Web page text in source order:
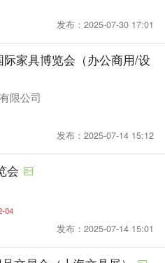
发布：2025-07-30 17:01
家具博览会（办公商用/设
限公司
发布：2025-07-14 15:12
会
04
发布：2025-07-14 15:01